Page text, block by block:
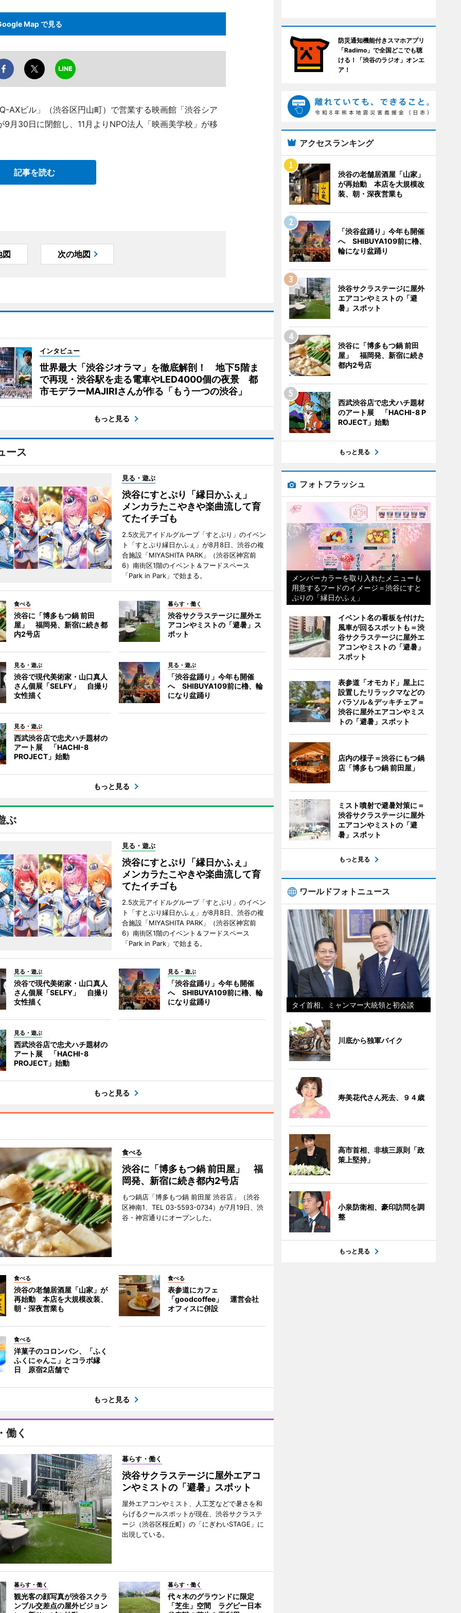
Map で見る
AXビル」（渋谷区円山町）で営業する映画館「渋谷シア
30日に閉館し、11月よりNPO法人「映画美学校」が移
記事を読む
図 次の地図
インタビュー
世界最大「渋谷ジオラマ」を徹底解剖！ 地下5階ま
で再現・渋谷駅を走る電車やLED4000個の夜景 都
市モデラーMAJIRIさんが作る「もう一つの渋谷」
もっと見る
ース
見る・遊ぶ
渋谷にすとぷり「縁日かふぇ」
メンカラたこやきや楽曲流して育
てたイチゴも
2.5次元アイドルグループ「すとぷり」のイベン
ト「すとぷり縁日かふぇ」が8月8日、渋谷の複
合施設「MIYASHITA PARK」（渋谷区神宮前
6）南街区1階のイベント＆フードスペース
「Park in Park」で始まる。
食べる
渋谷に「博多もつ鍋 前田
屋」 福岡発、新宿に続き都
内2号店
暮らす・働く
渋谷サクラステージに屋外エ
アコンやミストの「避暑」ス
ポット
見る・遊ぶ
渋谷で現代美術家・山口真人
さん個展「SELFY」 自撮り
女性描く
見る・遊ぶ
「渋谷盆踊り」今年も開催
へ SHIBUYA109前に櫓、輪
になり盆踊り
見る・遊ぶ
西武渋谷店で忠犬ハチ題材の
アート展 「HACHI-8
PROJECT」始動
もっと見る
ぶ
見る・遊ぶ
渋谷にすとぷり「縁日かふぇ」
メンカラたこやきや楽曲流して育
てたイチゴも
2.5次元アイドルグループ「すとぷり」のイベン
ト「すとぷり縁日かふぇ」が8月8日、渋谷の複
合施設「MIYASHITA PARK」（渋谷区神宮前
6）南街区1階のイベント＆フードスペース
「Park in Park」で始まる。
見る・遊ぶ
渋谷で現代美術家・山口真人
さん個展「SELFY」 自撮り
女性描く
見る・遊ぶ
「渋谷盆踊り」今年も開催
へ SHIBUYA109前に櫓、輪
になり盆踊り
見る・遊ぶ
西武渋谷店で忠犬ハチ題材の
アート展 「HACHI-8
PROJECT」始動
もっと見る
食べる
渋谷に「博多もつ鍋 前田屋」 福
岡発、新宿に続き都内2号店
もつ鍋店「博多もつ鍋 前田屋 渋谷店」（渋谷
区神南1、TEL 03-5593-0734）が7月19日、渋
谷・神宮通りにオープンした。
食べる
渋谷の老舗居酒屋「山家」が
再始動 本店を大規模改装、
朝・深夜営業も
食べる
表参道にカフェ
「goodcoffee」 運営会社
オフィスに併設
食べる
洋菓子のコロンバン、「ふく
ふくにゃんこ」とコラボ縁
日 原宿2店舗で
もっと見る
働く
暮らす・働く
渋谷サクラステージに屋外エアコ
ンやミストの「避暑」スポット
屋外エアコンやミスト、人工芝などで暑さを和
らげるクールスポットが現在、渋谷サクラステ
ージ（渋谷区桜丘町）の「にぎわいSTAGE」に
出現している。
暮らす・働く
観光客の顔写真が渋谷スクラ
ンブル交差点の屋外ビジョン
暮らす・働く
代々木のグラウンドに限定
「芝生」空間 ラグビー日本
防災通知機能付きスマホアプリ
「Radimo」で全国どこでも聴
ける！「渋谷のラジオ」オンエ
ア！
アクセスランキング
渋谷の老舗居酒屋「山家」
が再始動 本店を大規模改
装、朝・深夜営業も
「渋谷盆踊り」今年も開催
へ SHIBUYA109前に櫓、
輪になり盆踊り
渋谷サクラステージに屋外
エアコンやミストの「避
暑」スポット
渋谷に「博多もつ鍋 前田
屋」 福岡発、新宿に続き
都内2号店
西武渋谷店で忠犬ハチ題材
のアート展 「HACHI-8 P
ROJECT」始動
もっと見る
フォトフラッシュ
メンバーカラーを取り入れたメニューも
用意するフードのイメージ＝渋谷にすと
ぷりの「縁日かふぇ」
イベント名の看板を付けた
風車が回るスポットも＝渋
谷サクラステージに屋外エ
アコンやミストの「避暑」
スポット
表参道「オモカド」屋上に
設置したリラックマなどの
パラソル＆デッキチェア＝
渋谷に屋外エアコンやミス
トの「避暑」スポット
店内の様子＝渋谷にもつ鍋
店「博多もつ鍋 前田屋」
ミスト噴射で避暑対策に＝
渋谷サクラステージに屋外
エアコンやミストの「避
暑」スポット
もっと見る
ワールドフォトニュース
タイ首相、ミャンマー大統領と初会談
川底から独軍バイク
寿美花代さん死去、９４歳
高市首相、非核三原則「政
策上堅持」
小泉防衛相、豪印訪問を調
整
もっと見る